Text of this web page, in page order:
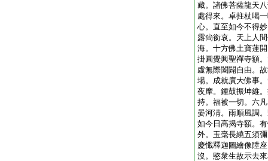
藏。諸佛菩薩龍天
處得來。卓拄杖喝
心。直至如今不得
露尙銜哀。天上人
海。十方佛土寶蓮開
掛圓覺興聖禪寺額
虛無際闔闢自由。
場。成就廣大佛事
夜摩。鍾鼓振坤維
持。福被一切。六
晏河淸。雨順風調
如今日高揭寺額。
外。玉毫長繞五須彌
慶懺釋迦圖繪像陞
沒。愍衆生故示去